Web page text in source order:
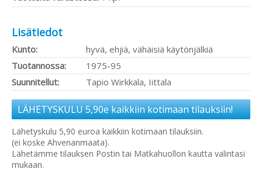
Lisätiedot
Kunto:
hyvä, ehjiä, vähäisiä käytönjälkiä
Tuotannossa:
1975-95
Suunnitellut:
Tapio Wirkkala, Iittala
LÄHETYSKULU 5,90e kaikkiin kotimaan tilauksiin!
Lähetyskulu 5,90 euroa kaikkiin kotimaan tilauksiin.
(ei koske Ahvenanmaata).
Lähetämme tilauksen Postin tai Matkahuollon kautta valintasi
mukaan.